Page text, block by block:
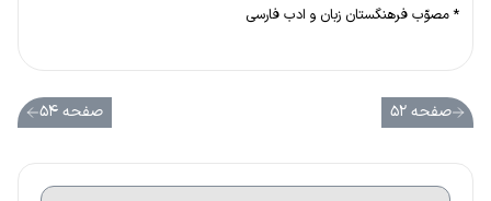
* مصوّب فرهنگستان زبان و ادب فارسی
صفحه ۵۲ صفحه ۵۴